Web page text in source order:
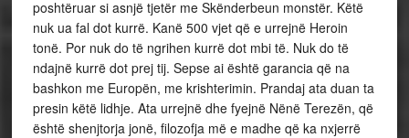
poshtëruar si asnjë tjetër me Skënderbeun monstër. Këtë
nuk ua fal dot kurrë. Kanë 500 vjet që e urrejnë Heroin
tonë. Por nuk do të ngrihen kurrë dot mbi të. Nuk do të
ndajnë kurrë dot prej tij. Sepse ai është garancia që na
bashkon me Europën, me krishterimin. Prandaj ata duan ta
presin këtë lidhje. Ata urrejnë dhe fyejnë Nënë Terezën, që
është shenjtorja jonë, filozofja më e madhe që ka nxjerrë